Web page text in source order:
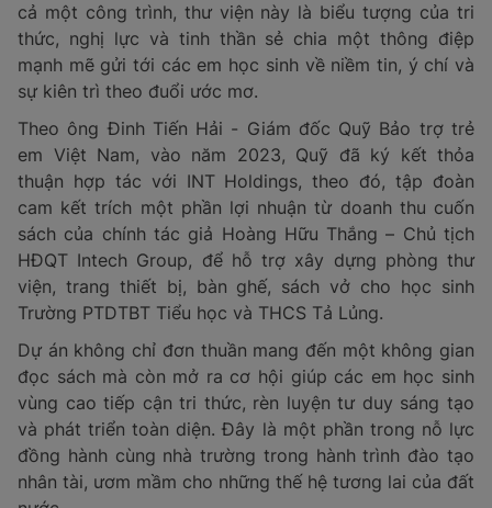
cả một công trình, thư viện này là biểu tượng của tri
thức, nghị lực và tinh thần sẻ chia một thông điệp
mạnh mẽ gửi tới các em học sinh về niềm tin, ý chí và
sự kiên trì theo đuổi ước mơ.
Theo ông Đinh Tiến Hải - Giám đốc Quỹ Bảo trợ trẻ
em Việt Nam, vào năm 2023, Quỹ đã ký kết thỏa
thuận hợp tác với INT Holdings, theo đó, tập đoàn
cam kết trích một phần lợi nhuận từ doanh thu cuốn
sách của chính tác giả Hoàng Hữu Thắng – Chủ tịch
HĐQT Intech Group, để hỗ trợ xây dựng phòng thư
viện, trang thiết bị, bàn ghế, sách vở cho học sinh
Trường PTDTBT Tiểu học và THCS Tả Lủng.
Dự án không chỉ đơn thuần mang đến một không gian
đọc sách mà còn mở ra cơ hội giúp các em học sinh
vùng cao tiếp cận tri thức, rèn luyện tư duy sáng tạo
và phát triển toàn diện. Đây là một phần trong nỗ lực
đồng hành cùng nhà trường trong hành trình đào tạo
nhân tài, ươm mầm cho những thế hệ tương lai của đất